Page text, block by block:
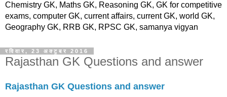
Chemistry GK, Maths GK, Reasoning GK, GK for competitive
exams, computer GK, current affairs, current GK, world GK,
Geography GK, RRB GK, RPSC GK, samanya vigyan
रविवार, 23 अक्टूबर 2016
Rajasthan GK Questions and answer
Rajasthan GK Questions and answer